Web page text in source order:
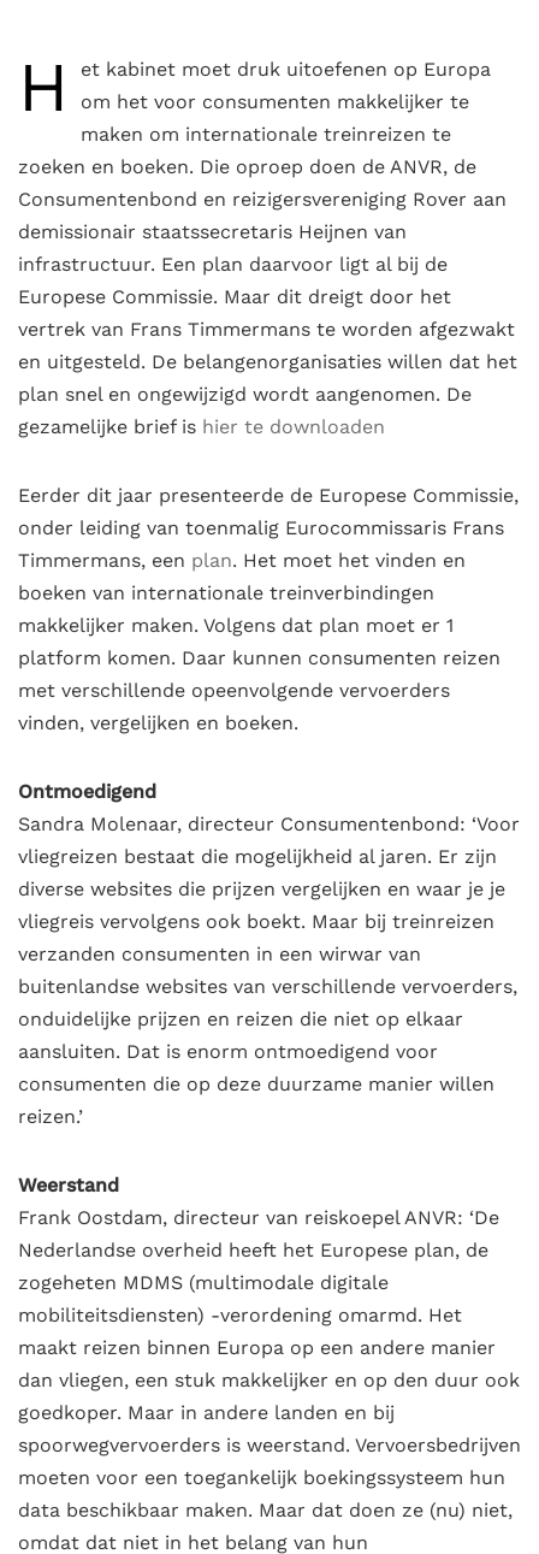
H
et kabinet moet druk uitoefenen op Europa
om het voor consumenten makkelijker te
maken om internationale treinreizen te
zoeken en boeken. Die oproep doen de ANVR, de
Consumentenbond en reizigersvereniging Rover aan
demissionair staatssecretaris Heijnen van
infrastructuur. Een plan daarvoor ligt al bij de
Europese Commissie. Maar dit dreigt door het
vertrek van Frans Timmermans te worden afgezwakt
en uitgesteld. De belangenorganisaties willen dat het
plan snel en ongewijzigd wordt aangenomen. De
gezamelijke brief is hier te downloaden
Eerder dit jaar presenteerde de Europese Commissie,
onder leiding van toenmalig Eurocommissaris Frans
Timmermans, een plan. Het moet het vinden en
boeken van internationale treinverbindingen
makkelijker maken. Volgens dat plan moet er 1
platform komen. Daar kunnen consumenten reizen
met verschillende opeenvolgende vervoerders
vinden, vergelijken en boeken.
Ontmoedigend
Sandra Molenaar, directeur Consumentenbond: ‘Voor
vliegreizen bestaat die mogelijkheid al jaren. Er zijn
diverse websites die prijzen vergelijken en waar je je
vliegreis vervolgens ook boekt. Maar bij treinreizen
verzanden consumenten in een wirwar van
buitenlandse websites van verschillende vervoerders,
onduidelijke prijzen en reizen die niet op elkaar
aansluiten. Dat is enorm ontmoedigend voor
consumenten die op deze duurzame manier willen
reizen.’
Weerstand
Frank Oostdam, directeur van reiskoepel ANVR: ‘De
Nederlandse overheid heeft het Europese plan, de
zogeheten MDMS (multimodale digitale
mobiliteitsdiensten) -verordening omarmd. Het
maakt reizen binnen Europa op een andere manier
dan vliegen, een stuk makkelijker en op den duur ook
goedkoper. Maar in andere landen en bij
spoorwegvervoerders is weerstand. Vervoersbedrijven
moeten voor een toegankelijk boekingssysteem hun
data beschikbaar maken. Maar dat doen ze (nu) niet,
omdat dat niet in het belang van hun